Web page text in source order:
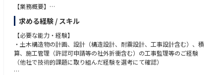
がら、安定的かつ低廉な電力供給や福島復興を支え続けていくことで、社
会貢献を実感できる仕事です。
【職場環境の魅力・やりがい】
・自宅等から仕事ができるリモートワーク制度は、業務内容に応じて全社
員が本人のライフスタイルに合わせて利用可能です。また、定時という概
念に囚われずに出社時間と退社時間を自由に設定できるフレックス勤務制
度を導入しています（事業所による）。
【業務概要】
原子力発電所 再稼働・建設プロジェクト・廃炉措置：
土木工事・設備の計画、調整、調査、設計、積算、工事監理、運用
・既存の原子力土木構造物だけでなく、再稼働に係る新規施設、廃止措置
のための施設などの計画、調整・折衝、調査、設計（構造設計、耐震設
計、工事設計含む）、積算、工事監理、保守管理、運用に関わる業務内容
をインハウスエンジニアとして担当いただきます。
求める経験 / スキル
【必要な能力・経験】
・土木構造物の計画、設計（構造設計、耐震設計、工事設計含む）、積
算、施工管理（許認可申請等の社外折衝含む）の工事監理等のご経験
（他社で技術的課題に取り組んだ経験を選考にて確認）